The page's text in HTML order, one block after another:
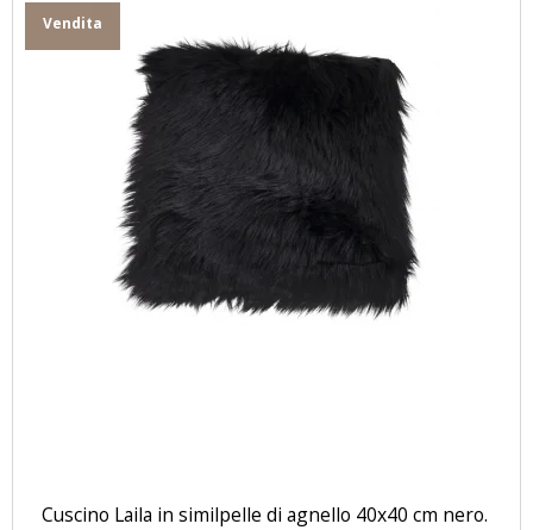
Vendita
Cuscino Laila in similpelle di agnello 40x40 cm nero.